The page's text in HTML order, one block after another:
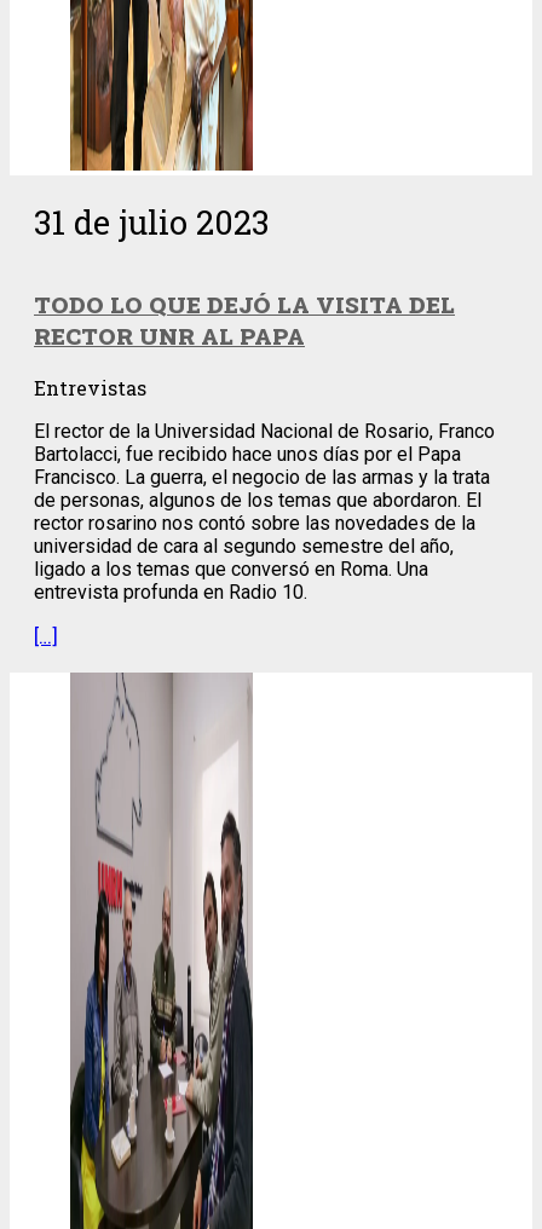
31 de julio 2023
TODO LO QUE DEJÓ LA VISITA DEL
RECTOR UNR AL PAPA
Entrevistas
El rector de la Universidad Nacional de Rosario, Franco
Bartolacci, fue recibido hace unos días por el Papa
Francisco. La guerra, el negocio de las armas y la trata
de personas, algunos de los temas que abordaron. El
rector rosarino nos contó sobre las novedades de la
universidad de cara al segundo semestre del año,
ligado a los temas que conversó en Roma. Una
entrevista profunda en Radio 10.
[…]